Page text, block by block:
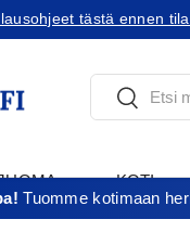
tästä ennen
Etsi
KOTI
Tuomme kotimaan